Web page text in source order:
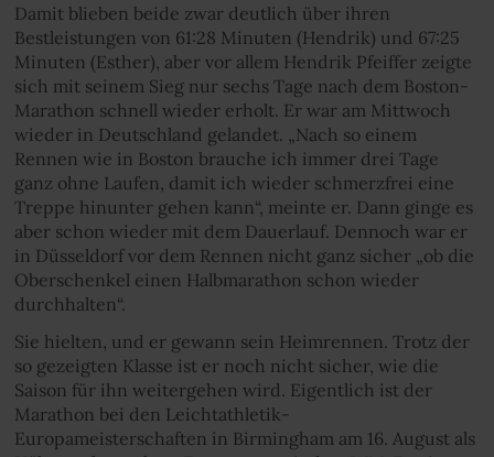
Damit blieben beide zwar deutlich über ihren
Bestleistungen von 61:28 Minuten (Hendrik) und 67:25
Minuten (Esther), aber vor allem Hendrik Pfeiffer zeigte
sich mit seinem Sieg nur sechs Tage nach dem Boston-
Marathon schnell wieder erholt. Er war am Mittwoch
wieder in Deutschland gelandet. „Nach so einem
Rennen wie in Boston brauche ich immer drei Tage
ganz ohne Laufen, damit ich wieder schmerzfrei eine
Treppe hinunter gehen kann“, meinte er. Dann ginge es
aber schon wieder mit dem Dauerlauf. Dennoch war er
in Düsseldorf vor dem Rennen nicht ganz sicher „ob die
Oberschenkel einen Halbmarathon schon wieder
durchhalten“.
Sie hielten, und er gewann sein Heimrennen. Trotz der
so gezeigten Klasse ist er noch nicht sicher, wie die
Saison für ihn weitergehen wird. Eigentlich ist der
Marathon bei den Leichtathletik-
Europameisterschaften in Birmingham am 16. August als